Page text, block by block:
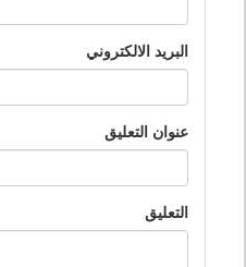
البريد الالكتروني
عنوان التعليق
التعليق